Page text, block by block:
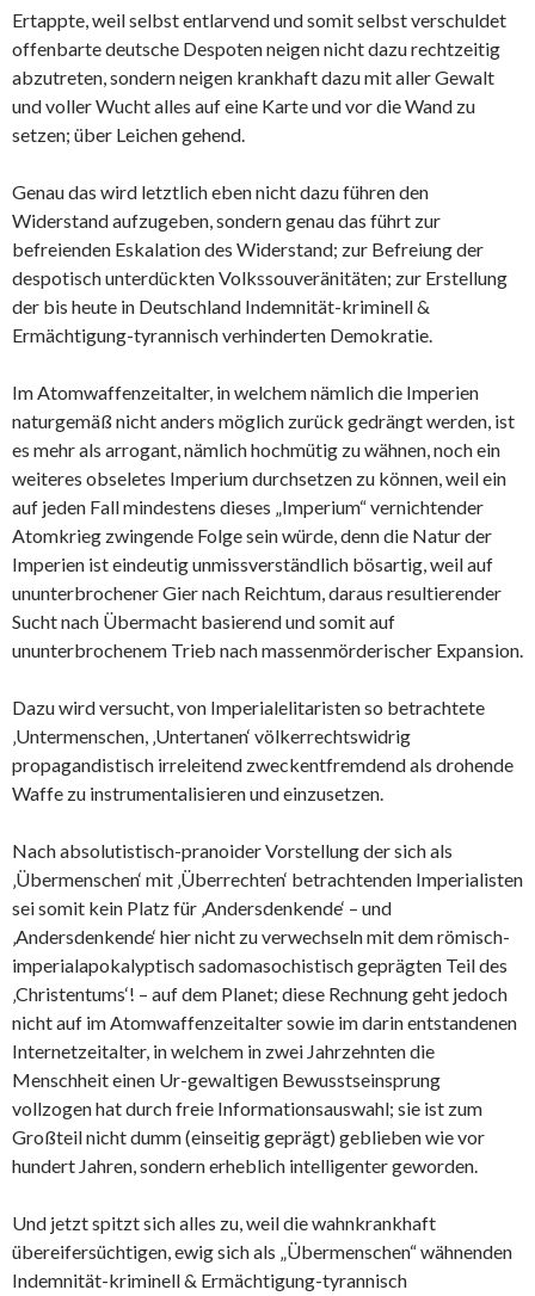
Ertappte, weil selbst entlarvend und somit selbst verschuldet
offenbarte deutsche Despoten neigen nicht dazu rechtzeitig
abzutreten, sondern neigen krankhaft dazu mit aller Gewalt
und voller Wucht alles auf eine Karte und vor die Wand zu
setzen; über Leichen gehend.
Genau das wird letztlich eben nicht dazu führen den
Widerstand aufzugeben, sondern genau das führt zur
befreienden Eskalation des Widerstand; zur Befreiung der
despotisch unterdückten Volkssouveränitäten; zur Erstellung
der bis heute in Deutschland Indemnität-kriminell &
Ermächtigung-tyrannisch verhinderten Demokratie.
Im Atomwaffenzeitalter, in welchem nämlich die Imperien
naturgemäß nicht anders möglich zurück gedrängt werden, ist
es mehr als arrogant, nämlich hochmütig zu wähnen, noch ein
weiteres obseletes Imperium durchsetzen zu können, weil ein
auf jeden Fall mindestens dieses „Imperium“ vernichtender
Atomkrieg zwingende Folge sein würde, denn die Natur der
Imperien ist eindeutig unmissverständlich bösartig, weil auf
ununterbrochener Gier nach Reichtum, daraus resultierender
Sucht nach Übermacht basierend und somit auf
ununterbrochenem Trieb nach massenmörderischer Expansion.
Dazu wird versucht, von Imperialelitaristen so betrachtete
‚Untermenschen, ‚Untertanen‘ völkerrechtswidrig
propagandistisch irreleitend zweckentfremdend als drohende
Waffe zu instrumentalisieren und einzusetzen.
Nach absolutistisch-pranoider Vorstellung der sich als
‚Übermenschen‘ mit ‚Überrechten‘ betrachtenden Imperialisten
sei somit kein Platz für ‚Andersdenkende‘ – und
‚Andersdenkende‘ hier nicht zu verwechseln mit dem römisch-
imperialapokalyptisch sadomasochistisch geprägten Teil des
‚Christentums‘! – auf dem Planet; diese Rechnung geht jedoch
nicht auf im Atomwaffenzeitalter sowie im darin entstandenen
Internetzeitalter, in welchem in zwei Jahrzehnten die
Menschheit einen Ur-gewaltigen Bewusstseinsprung
vollzogen hat durch freie Informationsauswahl; sie ist zum
Großteil nicht dumm (einseitig geprägt) geblieben wie vor
hundert Jahren, sondern erheblich intelligenter geworden.
Und jetzt spitzt sich alles zu, weil die wahnkrankhaft
übereifersüchtigen, ewig sich als „Übermenschen“ wähnenden
Indemnität-kriminell & Ermächtigung-tyrannisch